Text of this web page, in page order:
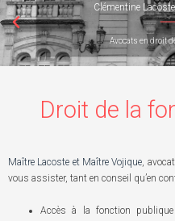
Clémentine
Avocats en droit
Droit de la
Maître Lacoste et Maître Vojique,
vous assister, tant en conseil qu’en
Accès à la fonction publique